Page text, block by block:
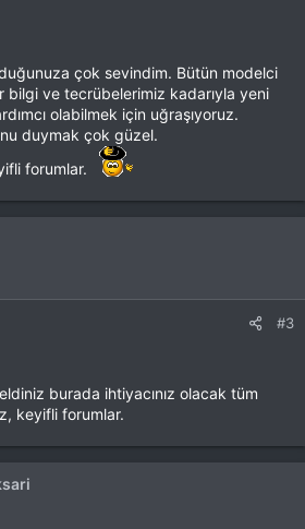
çok sevindim. Bütün modelci
bilgi ve tecrübelerimiz kadarıyla yeni
olabilmek için uğraşıyoruz.
duymak çok güzel.
forumlar.
#3
burada ihtiyacınız olacak tüm
keyifli forumlar.